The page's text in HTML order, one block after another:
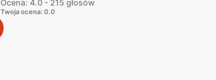
Ocena: 4.0 - 215 głosów
Twoja ocena: 0.0